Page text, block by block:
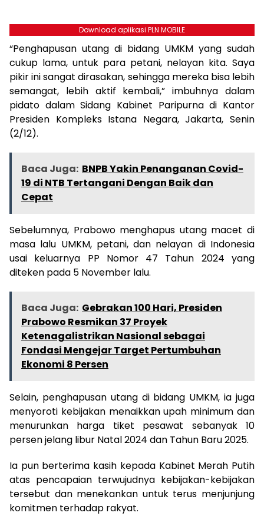
Download aplikasi PLN MOBILE
“Penghapusan utang di bidang UMKM yang sudah
cukup lama, untuk para petani, nelayan kita. Saya
pikir ini sangat dirasakan, sehingga mereka bisa lebih
semangat, lebih aktif kembali,” imbuhnya dalam
pidato dalam Sidang Kabinet Paripurna di Kantor
Presiden Kompleks Istana Negara, Jakarta, Senin
(2/12).
Baca Juga: BNPB Yakin Penanganan Covid-
19 di NTB Tertangani Dengan Baik dan
Cepat
Sebelumnya, Prabowo menghapus utang macet di
masa lalu UMKM, petani, dan nelayan di Indonesia
usai keluarnya PP Nomor 47 Tahun 2024 yang
diteken pada 5 November lalu.
Baca Juga: Gebrakan 100 Hari, Presiden
Prabowo Resmikan 37 Proyek
Ketenagalistrikan Nasional sebagai
Fondasi Mengejar Target Pertumbuhan
Ekonomi 8 Persen
Selain, penghapusan utang di bidang UMKM, ia juga
menyoroti kebijakan menaikkan upah minimum dan
menurunkan harga tiket pesawat sebanyak 10
persen jelang libur Natal 2024 dan Tahun Baru 2025.
Ia pun berterima kasih kepada Kabinet Merah Putih
atas pencapaian terwujudnya kebijakan-kebijakan
tersebut dan menekankan untuk terus menjunjung
komitmen terhadap rakyat.